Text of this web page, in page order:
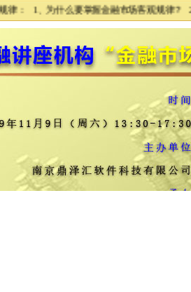
3 4 5 6 7 8 9
么要掌握金融市场客观规律？ 2